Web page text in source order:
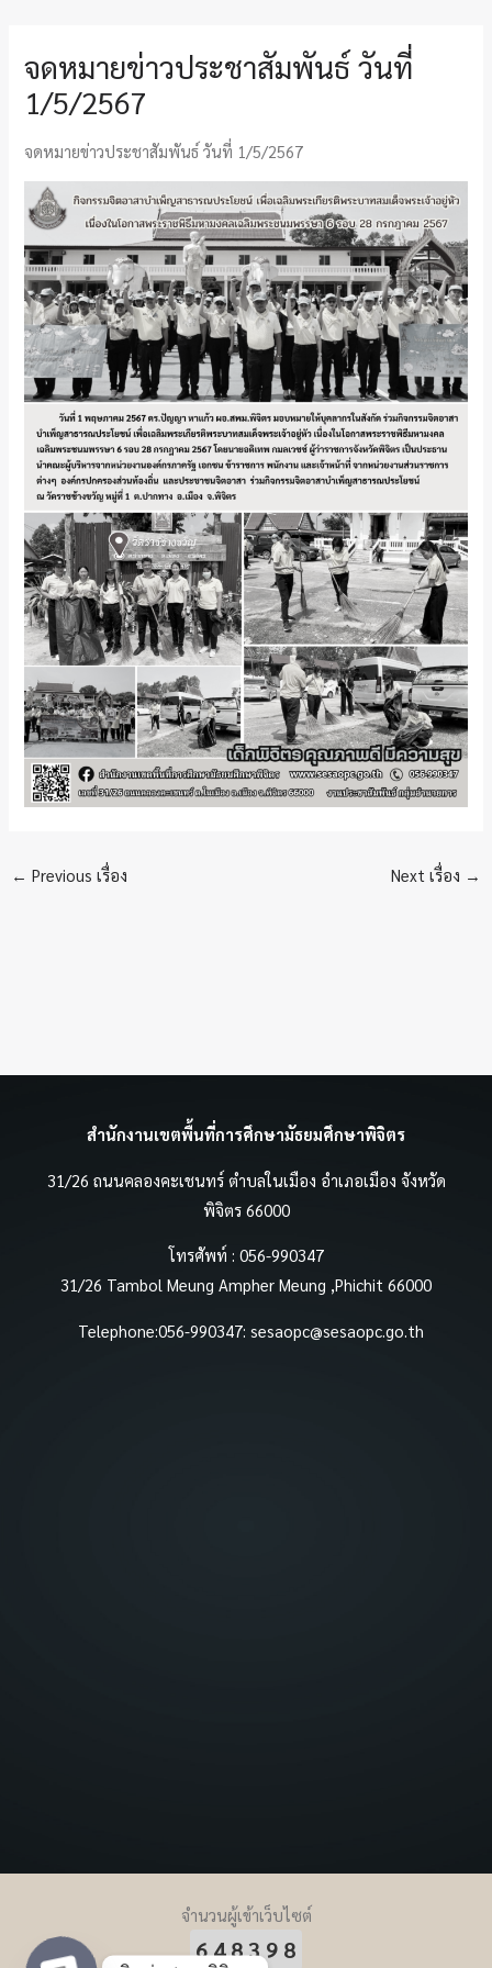
จดหมายข่าวประชาสัมพันธ์ วันที่
1/5/2567
จดหมายข่าวประชาสัมพันธ์ วันที่ 1/5/2567
← Previous เรื่อง Next เรื่อง →
สำนักงานเขตพื้นที่การศึกษามัธยมศึกษาพิจิตร
31/26 ถนนคลองคะเชนทร์ ตำบลในเมือง อำเภอเมือง จังหวัด
พิจิตร 66000
โทรศัพท์ : 056-990347
31/26 Tambol Meung Ampher Meung ,Phichit 66000
Telephone:056-990347: sesaopc@sesaopc.go.th
จำนวนผู้เข้าเว็บไซต์
648398